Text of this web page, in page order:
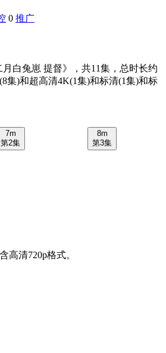
0 推广
月白兔崽 提督》，共11集，总时长约
集)和超高清4K(1集)和标清(1集)和标
7m
第2集
8m
第3集
高清720p格式。